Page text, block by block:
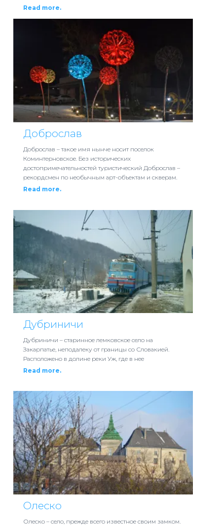
Read more.
Доброслав
Доброслав – такое имя нынче носит поселок
Коминтерновское. Без исторических
достопримечательностей туристический Доброслав –
рекордсмен по необычным арт-объектам и скверам.
Read more.
Дубриничи
Дубриничи – старинное лемковское село на
Закарпатье, неподалеку от границы со Словакией.
Расположено в долине реки Уж, где в нее
Read more.
Олеско
Олеско – село, прежде всего известное своим замком.